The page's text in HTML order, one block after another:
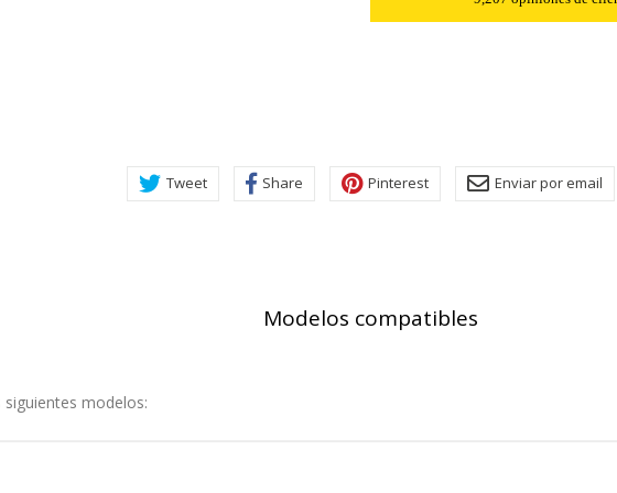
Tweet Share Pinterest Enviar por email
Modelos compatibles
modelos: